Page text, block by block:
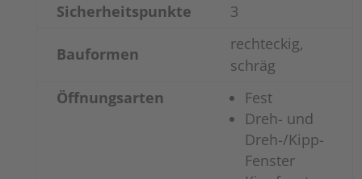
Sicherheitspunkte
3
Bauformen
rechteckig,
schräg
Öffnungsarten
Fest
Dreh- und
Dreh-/Kipp-
Fenster